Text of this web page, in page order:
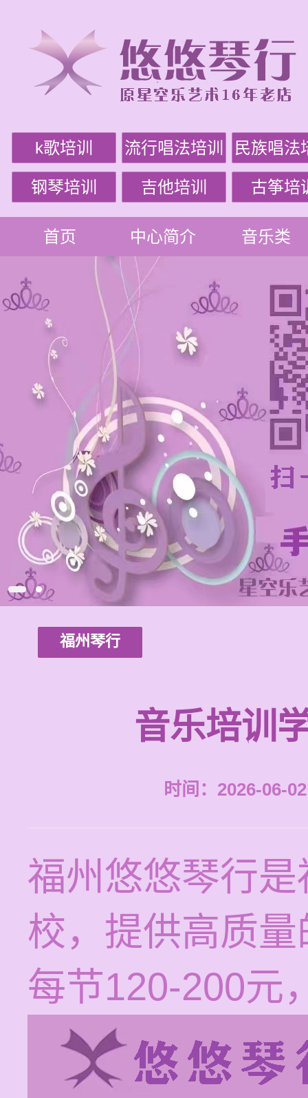
k歌培训 流行唱法培训 民族唱法
钢琴培训 吉他培训 古筝培
首页 中心简介 音乐类
福州琴行
音乐培训
时间：2026-06-
福州悠悠琴行
校，提供高质
每节120-200元